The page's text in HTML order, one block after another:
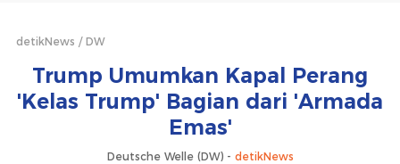
detikNews DW
Trump Umumkan Kapal Perang
'Kelas Trump' Bagian dari 'Armada
Emas'
Deutsche Welle (DW) - detikNews